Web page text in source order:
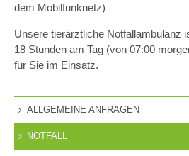
dem Mobilfunknetz)
Unsere tierärztliche Notfallambulanz
18 Stunden am Tag (von 07:00
für Sie im Einsatz.
ALLGEMEINE ANFRAGEN
NOTFALL